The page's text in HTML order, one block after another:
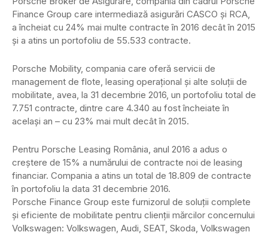
Finance Group care intermediază asigurări CASCO şi RCA,
a încheiat cu 24% mai multe contracte în 2016 decât în 2015
şi a atins un portofoliu de 55.533 contracte.
Porsche Mobility, compania care oferă servicii de
management de flote, leasing operaţional şi alte soluţii de
mobilitate, avea, la 31 decembrie 2016, un portofoliu total de
7.751 contracte, dintre care 4.340 au fost încheiate în
acelaşi an – cu 23% mai mult decât în 2015.
Pentru Porsche Leasing România, anul 2016 a adus o
creştere de 15% a numărului de contracte noi de leasing
financiar. Compania a atins un total de 18.809 de contracte
în portofoliu la data 31 decembrie 2016.
Porsche Finance Group este furnizorul de soluţii complete
şi eficiente de mobilitate pentru clienţii mărcilor concernului
Volkswagen: Volkswagen, Audi, SEAT, Skoda, Volkswagen